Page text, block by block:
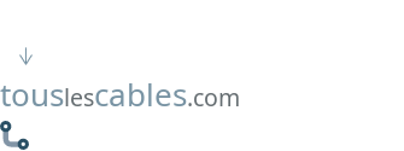
touslescables.com